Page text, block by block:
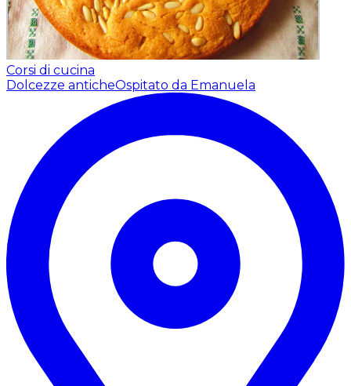
Corsi di cucina
Dolcezze anticheOspitato da Emanuela